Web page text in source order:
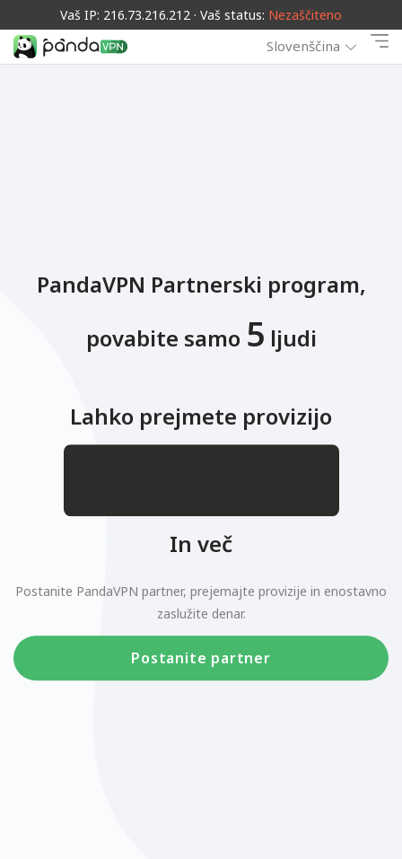
Vaš IP: 216.73.216.212 · Vaš status: Nezaščiteno
Slovenščina
PandaVPN Partnerski program,
povabite samo 5 ljudi
Lahko prejmete provizijo
.
In več
Postanite PandaVPN partner, prejemajte provizije in enostavno
zaslužite denar.
Postanite partner